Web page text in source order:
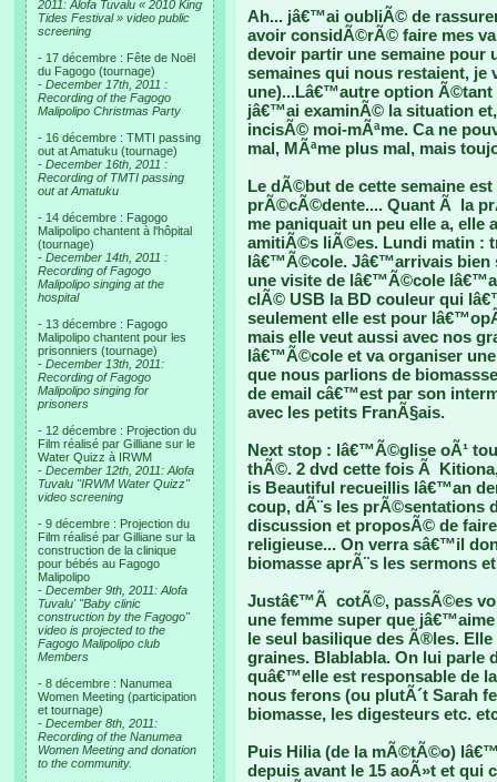
2011: Alofa Tuvalu « 2010 King
Tides Festival » video public
screening
- 17 décembre : Fête de Noël
du Fagogo (tournage)
- December 17th, 2011 :
Recording of the Fagogo
Malipolipo Christmas Party
- 16 décembre : TMTI passing
out at Amatuku (tournage)
- December 16th, 2011 :
Recording of TMTI passing
out at Amatuku
- 14 décembre : Fagogo
Malipolipo chantent à l'hôpital
(tournage)
- December 14th, 2011 :
Recording of Fagogo
Malipolipo singing at the
hospital
- 13 décembre : Fagogo
Malipolipo chantent pour les
prisonniers (tournage)
- December 13th, 2011:
Recording of Fagogo
Malipolipo singing for
prisoners
- 12 décembre : Projection du
Film réalisé par Gilliane sur le
Water Quizz à IRWM
- December 12th, 2011: Alofa
Tuvalu "IRWM Water Quizz"
video screening
- 9 décembre : Projection du
Film réalisé par Gilliane sur la
construction de la clinique
pour bébés au Fagogo
Malipolipo
- December 9th, 2011: Alofa
Tuvalu' "Baby clinic
construction by the Fagogo"
video is projected to the
Fagogo Malipolipo club
Members
- 8 décembre : Nanumea
Women Meeting (participation
et tournage)
- December 8th, 2011:
Recording of the Nanumea
Women Meeting and donation
to the community.
Ah... jâ€™ai oubliÃ© de
avoir considÃ©rÃ© faire mes
devoir partir une semaine pour
semaines qui nous restaient, je
une)...Lâ€™autre option
jâ€™ai examinÃ© la situation
incisÃ© moi-mÃªme. Ca ne
mal, MÃªme plus mal, mais
Le dÃ©but de cette semaine
prÃ©cÃ©dente.... Quant Ã la
me paniquait un peu elle a,
amitiÃ©s liÃ©es. Lundi matin :
lâ€™Ã©cole. Jâ€™arrivais bien
une visite de lâ€™Ã©cole
clÃ© USB la BD couleur qui
seulement elle est pour
mais elle veut aussi avec nos
lâ€™Ã©cole et va organiser
que nous parlions de
de email câ€™est par son
avec les petits FranÃ§ais.
Next stop : lâ€™Ã©glise oÃ¹
thÃ©. 2 dvd cette fois Ã
is Beautiful recueillis lâ€™an
coup, dÃ¨s les prÃ©sentations
discussion et proposÃ© de
religieuse... On verra sâ€™il
biomasse aprÃ¨s les sermons
Justâ€™Ã cotÃ©, passÃ©es
une femme super que
le seul basilique des Ã®les.
graines. Blablabla. On lui parle
quâ€™elle est responsable de
nous ferons (ou plutÃ´t Sarah
biomasse, les digesteurs etc.
Puis Hilia (de la mÃ©tÃ©o)
depuis avant le 15 aoÃ»t et qui